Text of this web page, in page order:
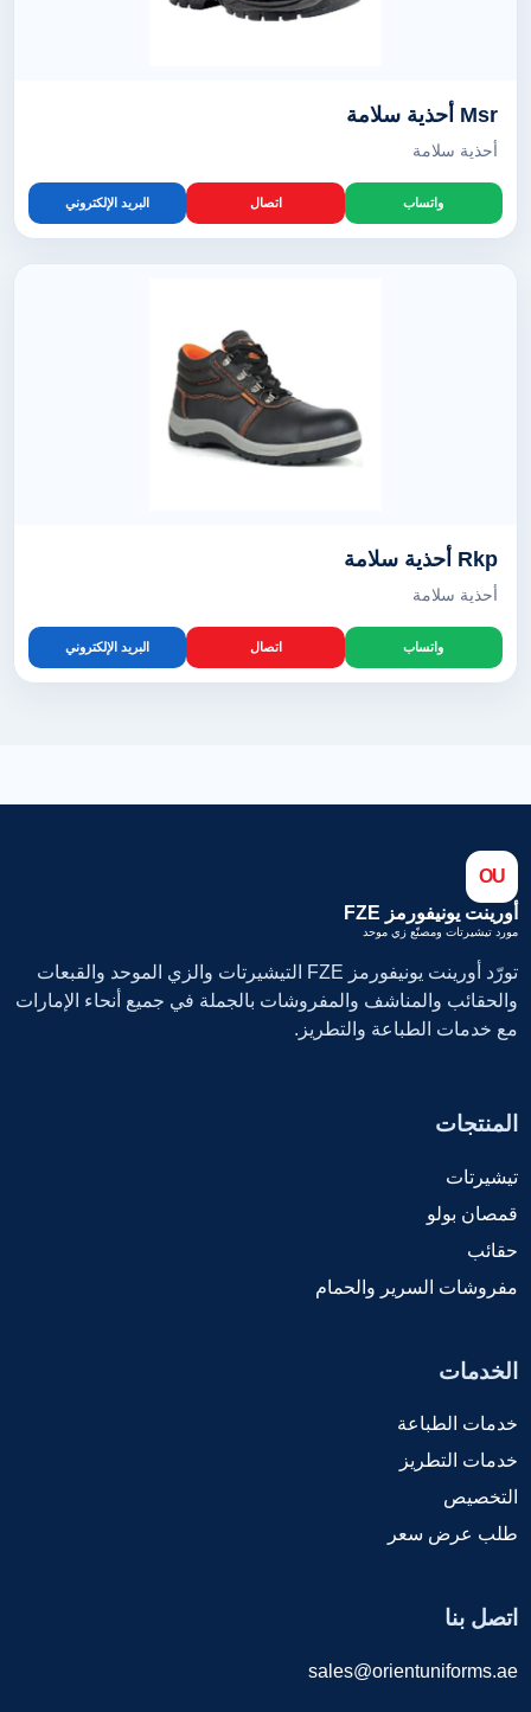
Msr أحذية سلامة
أحذية سلامة
واتساب اتصال البريد الإلكتروني
Rkp أحذية سلامة
أحذية سلامة
واتساب اتصال البريد الإلكتروني
OU
أورينت يونيفورمز FZE
مورد تيشيرتات ومصنّع زي موحد
تورّد أورينت يونيفورمز FZE التيشيرتات والزي الموحد والقبعات
والحقائب والمناشف والمفروشات بالجملة في جميع أنحاء الإمارات
مع خدمات الطباعة والتطريز.
المنتجات
تيشيرتات
قمصان بولو
حقائب
مفروشات السرير والحمام
الخدمات
خدمات الطباعة
خدمات التطريز
التخصيص
طلب عرض سعر
اتصل بنا
sales@orientuniforms.ae